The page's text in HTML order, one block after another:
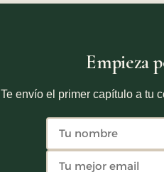
Empieza
Te envío el primer capítulo a tu